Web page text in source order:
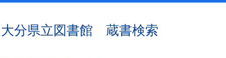
大分県立図書館 蔵書検索